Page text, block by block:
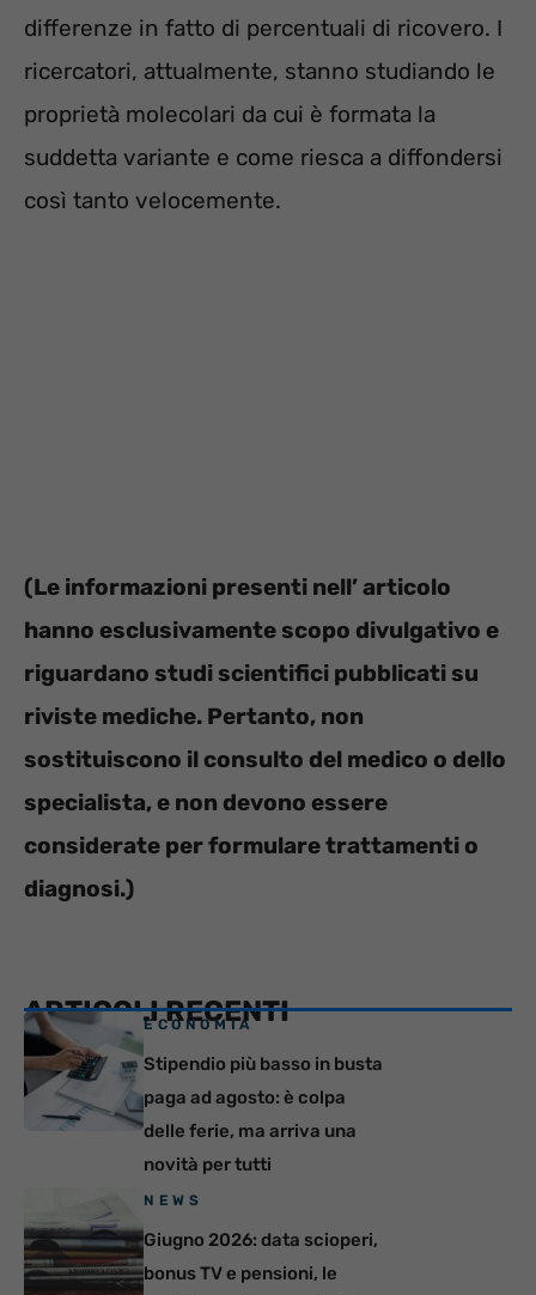
differenze in fatto di percentuali di ricovero. I
ricercatori, attualmente, stanno studiando le
proprietà molecolari da cui è formata la
suddetta variante e come riesca a diffondersi
così tanto velocemente.
(Le informazioni presenti nell’ articolo
hanno esclusivamente scopo divulgativo e
riguardano studi scientifici pubblicati su
riviste mediche. Pertanto, non
sostituiscono il consulto del medico o dello
specialista, e non devono essere
considerate per formulare trattamenti o
diagnosi.)
ARTICOLI RECENTI
ECONOMIA
Stipendio più basso in busta
paga ad agosto: è colpa
delle ferie, ma arriva una
novità per tutti
NEWS
Giugno 2026: data scioperi,
bonus TV e pensioni, le